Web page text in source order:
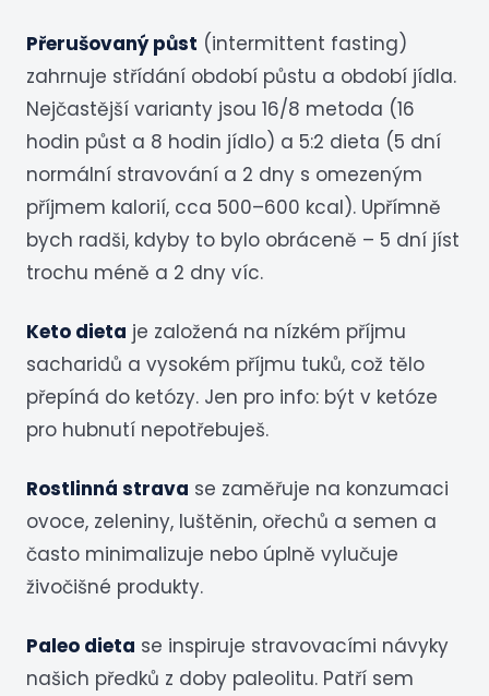
Přerušovaný půst (intermittent fasting)
zahrnuje střídání období půstu a období jídla.
Nejčastější varianty jsou 16/8 metoda (16
hodin půst a 8 hodin jídlo) a 5:2 dieta (5 dní
normální stravování a 2 dny s omezeným
příjmem kalorií, cca 500–600 kcal). Upřímně
bych radši, kdyby to bylo obráceně – 5 dní jíst
trochu méně a 2 dny víc.
Keto dieta je založená na nízkém příjmu
sacharidů a vysokém příjmu tuků, což tělo
přepíná do ketózy. Jen pro info: být v ketóze
pro hubnutí nepotřebuješ.
Rostlinná strava se zaměřuje na konzumaci
ovoce, zeleniny, luštěnin, ořechů a semen a
často minimalizuje nebo úplně vylučuje
živočišné produkty.
Paleo dieta se inspiruje stravovacími návyky
našich předků z doby paleolitu. Patří sem